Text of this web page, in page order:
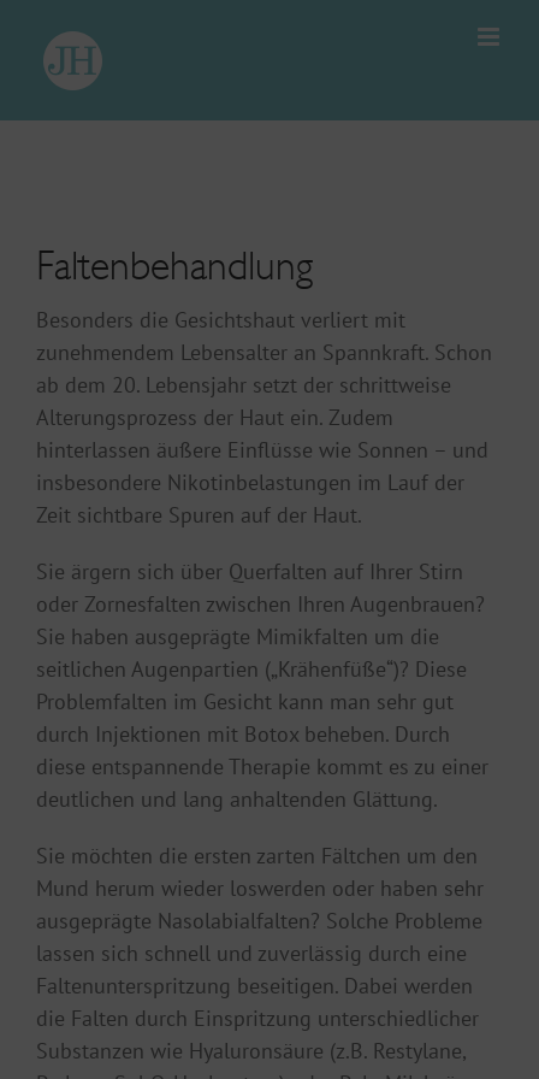
Inhalt
springen
Faltenbehandlung
Besonders die Gesichtshaut verliert mit
zunehmendem Lebensalter an Spannkraft. Schon
ab dem 20. Lebensjahr setzt der schrittweise
Alterungsprozess der Haut ein. Zudem
hinterlassen äußere Einflüsse wie Sonnen – und
insbesondere Nikotinbelastungen im Lauf der
Zeit sichtbare Spuren auf der Haut.
Sie ärgern sich über Querfalten auf Ihrer Stirn
oder Zornesfalten zwischen Ihren Augenbrauen?
Sie haben ausgeprägte Mimikfalten um die
seitlichen Augenpartien („Krähenfüße“)? Diese
Problemfalten im Gesicht kann man sehr gut
durch Injektionen mit Botox beheben. Durch
diese entspannende Therapie kommt es zu einer
deutlichen und lang anhaltenden Glättung.
Sie möchten die ersten zarten Fältchen um den
Mund herum wieder loswerden oder haben sehr
ausgeprägte Nasolabialfalten? Solche Probleme
lassen sich schnell und zuverlässig durch eine
Faltenunterspritzung beseitigen. Dabei werden
die Falten durch Einspritzung unterschiedlicher
Substanzen wie Hyaluronsäure (z.B. Restylane,